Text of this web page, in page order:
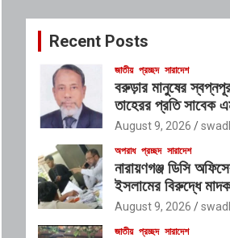
c
Recent Posts
জাতীয় প্রচ্ছদ সারাদেশ
বরুড়ার মানুষের
তাহেরর প্রতি সাবেক
ইসলাম মিলনের আহ্বান
August 9, 2026
অপরাধ প্রচ্ছদ সারাদেশ
নারায়ণগঞ্জ ডিসি
ইসলামের বিরুদ্ধে
কর্মকাণ্ডের অভিযোগ
August 9, 2026
জাতীয় প্রচ্ছদ সারাদেশ